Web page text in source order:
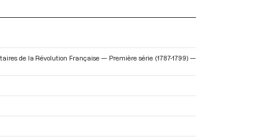
de la Révolution Française — Première série (1787-1799) —